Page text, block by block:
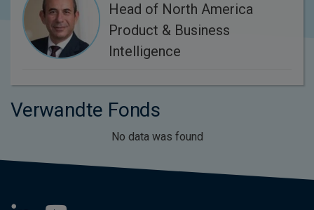
Head of North America
Product & Business
Intelligence
Verwandte Fonds
No data was found